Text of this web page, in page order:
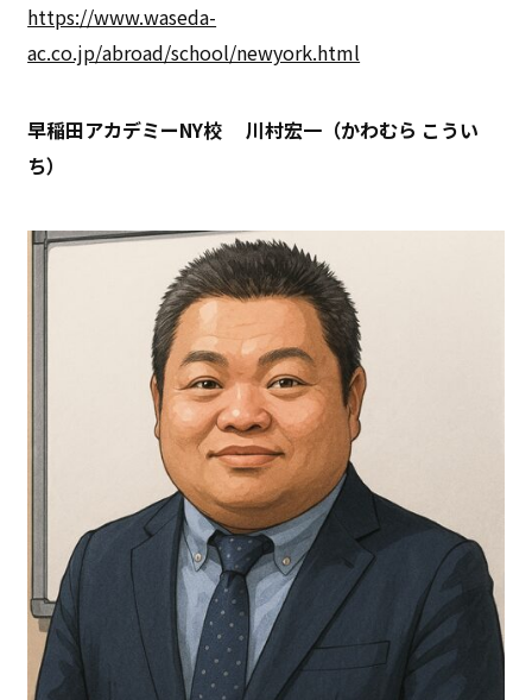
https://www.waseda-
ac.co.jp/abroad/school/newyork.html
早稲田アカデミーNY校
川村宏一（かわむら こうい
ち）